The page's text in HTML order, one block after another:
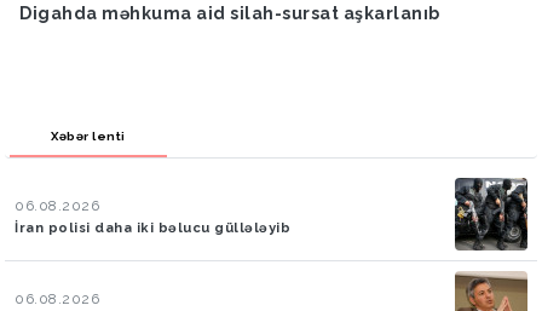
Digahda məhkuma aid silah-sursat aşkarlanıb
Xəbər lenti
06.08.2026
İran polisi daha iki bəlucu güllələyib
06.08.2026